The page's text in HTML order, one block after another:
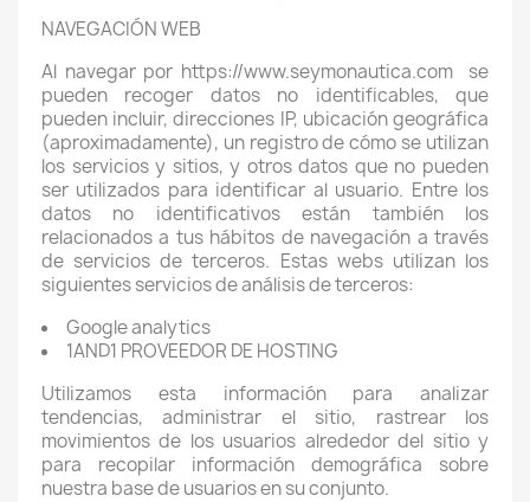
NAVEGACIÓN WEB
Al navegar por https://www.seymonautica.com
se
pueden recoger datos no identificables, que
pueden incluir, direcciones IP, ubicación geográfica
(aproximadamente), un registro de cómo se utilizan
los servicios y sitios, y otros datos que no pueden
ser utilizados para identificar al usuario. Entre los
datos no identificativos están también los
relacionados a tus hábitos de navegación a través
de servicios de terceros. Estas webs utilizan los
siguientes servicios de análisis de terceros:
Google analytics
1AND1 PROVEEDOR DE HOSTING
Utilizamos esta información para analizar
tendencias, administrar el sitio, rastrear los
movimientos de los usuarios alrededor del sitio y
para recopilar información demográfica sobre
nuestra base de usuarios en su conjunto.